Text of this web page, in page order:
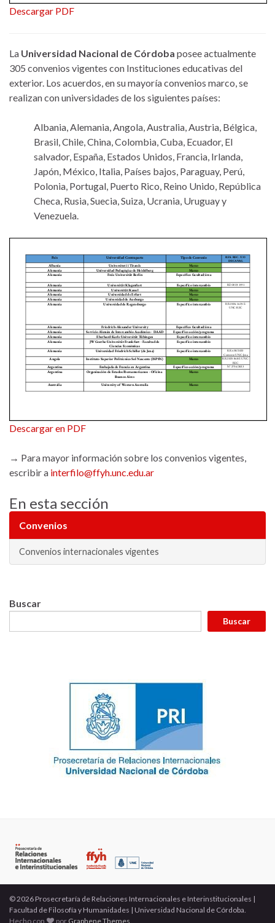
Descargar PDF
La Universidad Nacional de Córdoba posee actualmente
305 convenios vigentes con Instituciones educativas del
exterior. Los acuerdos, en su mayoría convenios marco, se
realizan con universidades de los siguientes países:
Albania, Alemania, Angola, Australia, Austria, Bélgica,
Brasil, Chile, China, Colombia, Cuba, Ecuador, El
salvador, España, Estados Unidos, Francia, Irlanda,
Japón, México, Italia, Países bajos, Paraguay, Perú,
Polonia, Portugal, Puerto Rico, Reino Unido, República
Checa, Rusia, Suecia, Suiza, Ucrania, Uruguay y
Venezuela.
Descargar en PDF
→ Para mayor información sobre los convenios vigentes,
escribir a interfilo@ffyh.unc.edu.ar
En esta sección
Convenios
Convenios internacionales vigentes
Buscar
Buscar
© 2026 Prosecretaría de Relaciones Internacionales e Interinstitucionales |
Facultad de Filosofía y Humanidades | Universidad Nacional de Córdoba.
Hecho con
por Graphene Themes